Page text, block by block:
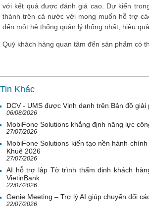
với kết quả được đánh giá cao. Dự kiến
thành trên cả nước với mong muốn hỗ trợ
đến một hệ thống quản lý thống nhất, hiệu
Quý khách hàng quan tâm đến sản phẩm có
Tin Khác
DCV - UMS được Vinh danh trên Bản đồ
06/08/2026
MobiFone Solutions khẳng định năng lực
27/07/2026
MobiFone Solutions kiến tạo nền hành
Khuê 2026
27/07/2026
AI hỗ trợ lập Tờ trình thẩm định khách
VietinBank
22/07/2026
Genie Meeting – Trợ lý AI giúp chuyển đổi
22/07/2026